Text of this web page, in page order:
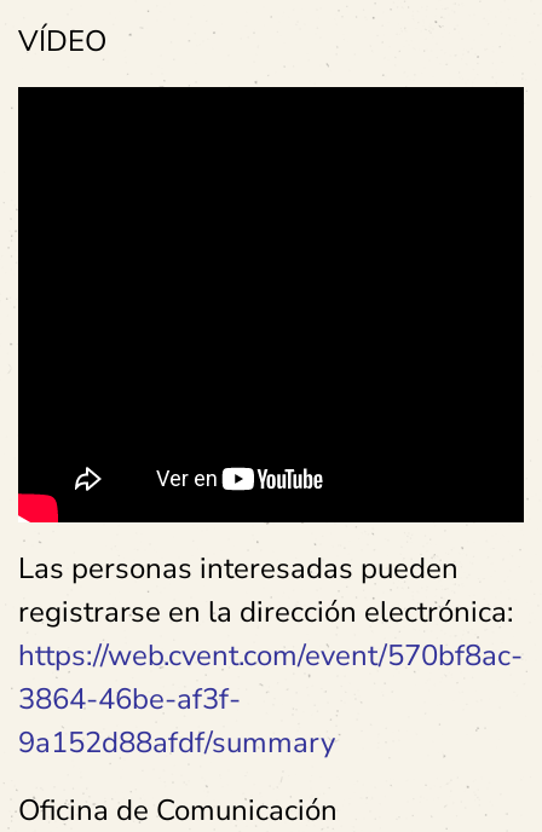
VÍDEO
Las personas interesadas pueden
registrarse en la dirección electrónica:
https://web.cvent.com/event/570bf8ac-
3864-46be-af3f-
9a152d88afdf/summary
Oficina de Comunicación